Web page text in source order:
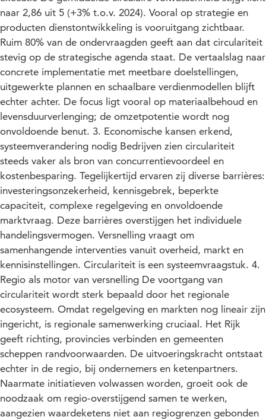
naar 2,86 uit 5 (+3% t.o.v. 2024). Vooral op strategie en
producten dienstontwikkeling is vooruitgang zichtbaar.
Ruim 80% van de ondervraagden geeft aan dat circulariteit
stevig op de strategische agenda staat. De vertaalslag naar
concrete implementatie met meetbare doelstellingen,
uitgewerkte plannen en schaalbare verdienmodellen blijft
echter achter. De focus ligt vooral op materiaalbehoud en
levensduurverlenging; de omzetpotentie wordt nog
onvoldoende benut. 3. Economische kansen erkend,
systeemverandering nodig Bedrijven zien circulariteit
steeds vaker als bron van concurrentievoordeel en
kostenbesparing. Tegelijkertijd ervaren zij diverse barrières:
investeringsonzekerheid, kennisgebrek, beperkte
capaciteit, complexe regelgeving en onvoldoende
marktvraag. Deze barrières overstijgen het individuele
handelingsvermogen. Versnelling vraagt om
samenhangende interventies vanuit overheid, markt en
kennisinstellingen. Circulariteit is een systeemvraagstuk. 4.
Regio als motor van versnelling De voortgang van
circulariteit wordt sterk bepaald door het regionale
ecosysteem. Omdat regelgeving en markten nog lineair zijn
ingericht, is regionale samenwerking cruciaal. Het Rijk
geeft richting, provincies verbinden en gemeenten
scheppen randvoorwaarden. De uitvoeringskracht ontstaat
echter in de regio, bij ondernemers en ketenpartners.
Naarmate initiatieven volwassen worden, groeit ook de
noodzaak om regio-overstijgend samen te werken,
aangezien waardeketens niet aan regiogrenzen gebonden